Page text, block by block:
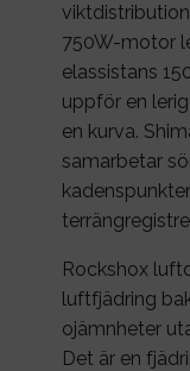
750W-motor
elassistans
uppför en
en kurva.
samarbetar
Rockshox
luftfjädring
ojämnheter
Det är en